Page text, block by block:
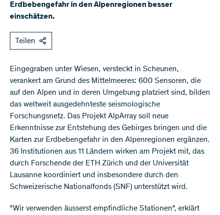
Erdbebengefahr in den Alpenregionen besser
einschätzen.
Teilen
Eingegraben unter Wiesen, versteckt in Scheunen,
verankert am Grund des Mittelmeeres: 600 Sensoren, die
auf den Alpen und in deren Umgebung platziert sind, bilden
das weltweit ausgedehnteste seismologische
Forschungsnetz. Das Projekt AlpArray soll neue
Erkenntnisse zur Entstehung des Gebirges bringen und die
Karten zur Erdbebengefahr in den Alpenregionen ergänzen.
36 Institutionen aus 11 Ländern wirken am Projekt mit, das
durch Forschende der ETH Zürich und der Universität
Lausanne koordiniert und insbesondere durch den
Schweizerische Nationalfonds (SNF) unterstützt wird.
"Wir verwenden äusserst empfindliche Stationen", erklärt